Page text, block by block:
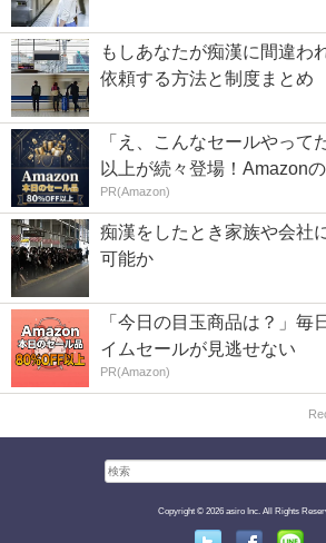
もしあなたが痴漢に間違わ
依頼する方法と制度まとめ
「え、こんなセールやって
以上が続々登場！Amazon
PR(Amazon)
痴漢をしたとき家族や会社
可能か
「今日の目玉商品は？」毎
イムセールが見逃せない
PR(Amazon)
Copyright © 2026 asiro Inc. All Rights